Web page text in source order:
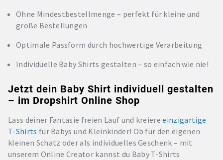
Ohne Mindestbestellmenge – perfekt für kleine und
große Bestellungen
Optimale Passform durch hochwertige Verarbeitung
Individuelle Baby Shirts gestalten – so einfach wie nie!
Jetzt dein Baby Shirt individuell gestalten
– im Dropshirt Online Shop
Lass deiner Fantasie freien Lauf und kreiereeinzigartige
T-Shirts für Babys und Kleinkinder! Ob für den eigenen
kleinen Schatz oder als individuelles Geschenk – mit
unserem Online Creator kannst du Baby T-Shirts